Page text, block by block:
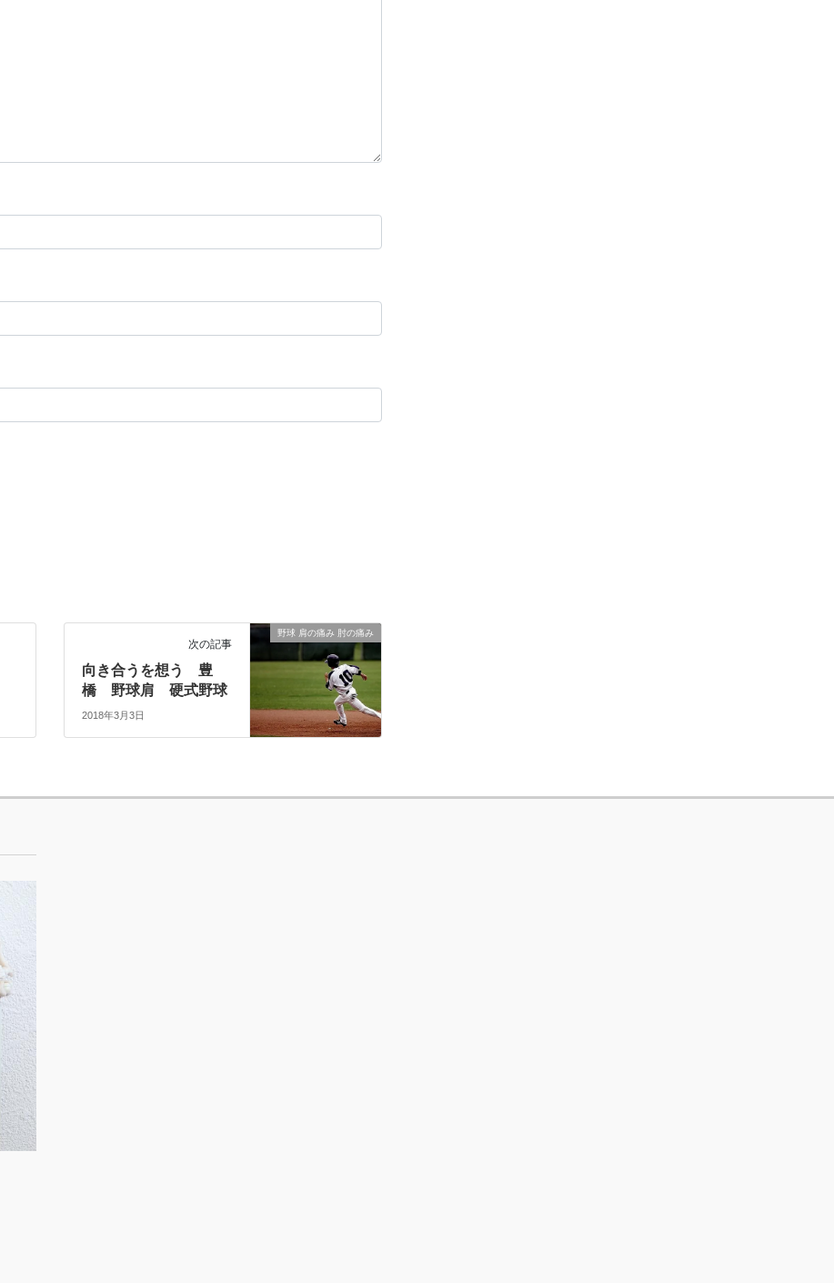
野球 肩の痛み 肘の痛み
次の記事
向き合うを想う 豊
橋 野球肩 硬式野球
2018年3月3日